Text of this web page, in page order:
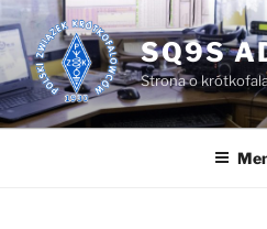
Przejdź
do
treści
SQ9S
Strona o